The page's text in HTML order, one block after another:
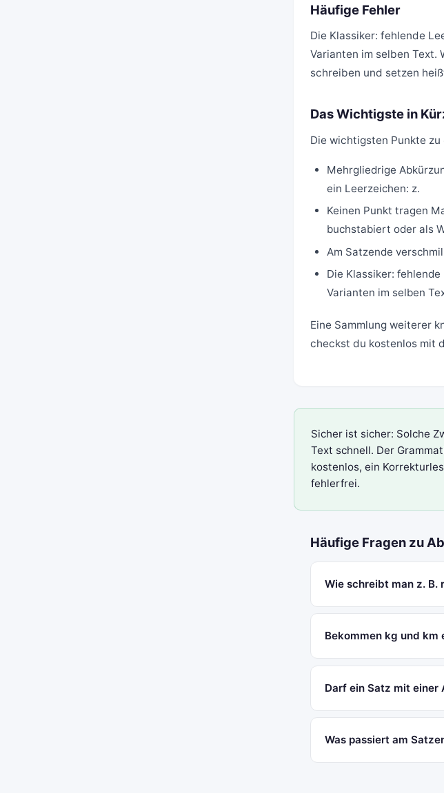
Häufige Fehler
Die Klassiker: fehlende
Varianten im selben Text.
schreiben und setzen
Das Wichtigste in
Die wichtigsten Punkte
Mehrgliedrige
ein Leerzeichen: z.
Keinen Punkt tragen
buchstabiert oder als
Am Satzende
Die Klassiker:
Varianten im selben
Eine Sammlung weiterer
checkst du kostenlos mit
Sicher ist sicher: Solche
Text schnell. Der
kostenlos, ein
fehlerfrei.
Häufige Fragen zu
Wie schreibt man z. B.
Bekommen kg und km
Darf ein Satz mit einer
Was passiert am